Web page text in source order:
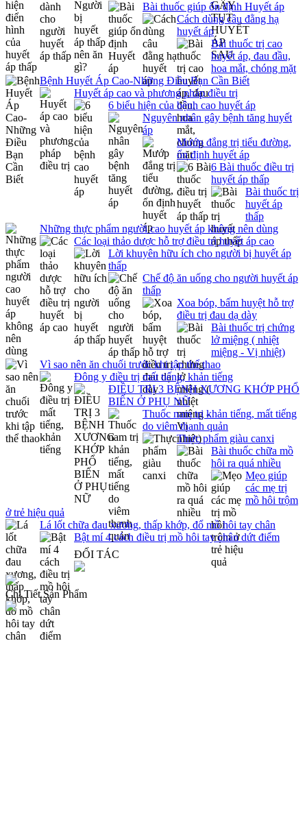
Bài thuốc giúp ổn định Huyết áp
Cách dùng câu đằng hạ
huyết áp
Bài thuốc trị cao
huyết áp, đau đầu,
hoa mắt, chóng mặt
Bệnh Huyết Áp Cao-Những Điều Bạn Cần Biết
Huyết áp cao và phương pháp điều trị
6 biểu hiện của bệnh cao huyết áp
Nguyên nhân gây bệnh tăng huyết
áp
Mướp đắng trị tiểu đường,
ổn định huyết áp
6 Bài thuốc điều trị
huyết áp thấp
Bài thuốc trị
huyết áp
thấp
Những thực phẩm người cao huyết áp không nên dùng
Các loại thảo dược hỗ trợ điều trị huyết áp cao
Lời khuyên hữu ích cho người bị huyết áp
thấp
Chế độ ăn uống cho người huyết áp
thấp
Xoa bóp, bấm huyệt hỗ trợ
điều trị đau dạ dày
Bài thuốc trị chứng
lở miệng ( nhiệt
miệng - Vị nhiệt)
Vì sao nên ăn chuối trước khi tập thể thao
Đông y điều trị mất tiếng, khản tiếng
ĐIỀU TRỊ 3 BỆNH XƯƠNG KHỚP PHỔ
BIẾN Ở PHỤ NỮ
Thuốc nam trị khản tiếng, mất tiếng
do viêm thanh quản
Thực phẩm giàu canxi
Bài thuốc chữa mồ
hôi ra quá nhiều
Mẹo giúp
các mẹ trị
mồ hôi trộm
ở trẻ hiệu quả
Lá lốt chữa đau xương, thấp khớp, đổ mồ hôi tay chân
Bật mí 4 cách điều trị mồ hôi tay chân dứt điểm
ĐỐI TÁC
Chi Tiết Sản Phẩm